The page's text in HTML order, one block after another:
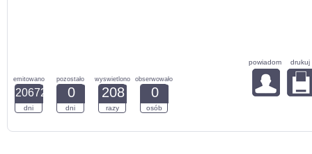
emitowano
20672
dni
pozostało
0
dni
wyswietlono
208
razy
obserwowało
0
osób
powiadom drukuj